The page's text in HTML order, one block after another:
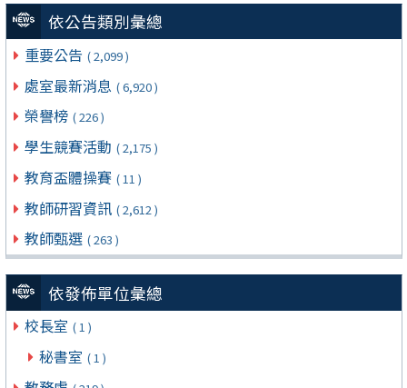
依公告類別彙總
重要公告 ( 2,099 )
處室最新消息 ( 6,920 )
榮譽榜 ( 226 )
學生競賽活動 ( 2,175 )
教育盃體操賽 ( 11 )
教師研習資訊 ( 2,612 )
教師甄選 ( 263 )
依發佈單位彙總
校長室 ( 1 )
秘書室 ( 1 )